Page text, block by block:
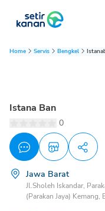
Home Servis Bengkel
Istana Ban
0
Jawa Barat
Jl.Sholeh Iskandar,
(Parakan Jaya)